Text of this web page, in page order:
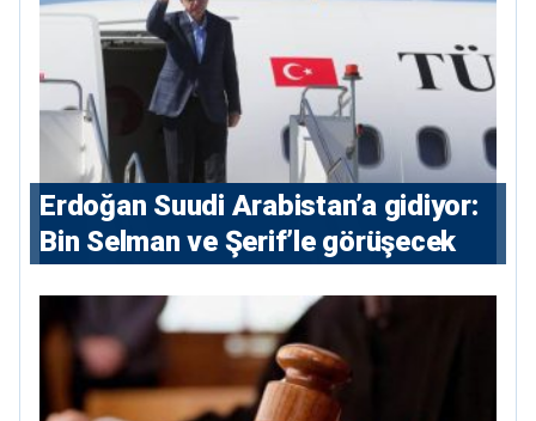
Erdoğan Suudi Arabistan’a gidiyor:
Bin Selman ve Şerif’le görüşecek